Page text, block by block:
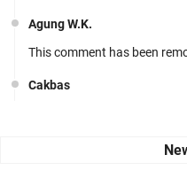
Agung W.K.
This comment has been
Cakbas